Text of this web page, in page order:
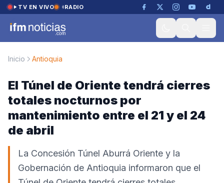
Saltar al contenido
TV EN VIVO RADIO
Inicio Antioquia
El Túnel de Oriente tendrá cierres
totales nocturnos por
mantenimiento entre el 21 y el 24
de abril
La Concesión Túnel Aburrá Oriente y la
Gobernación de Antioquia informaron que el